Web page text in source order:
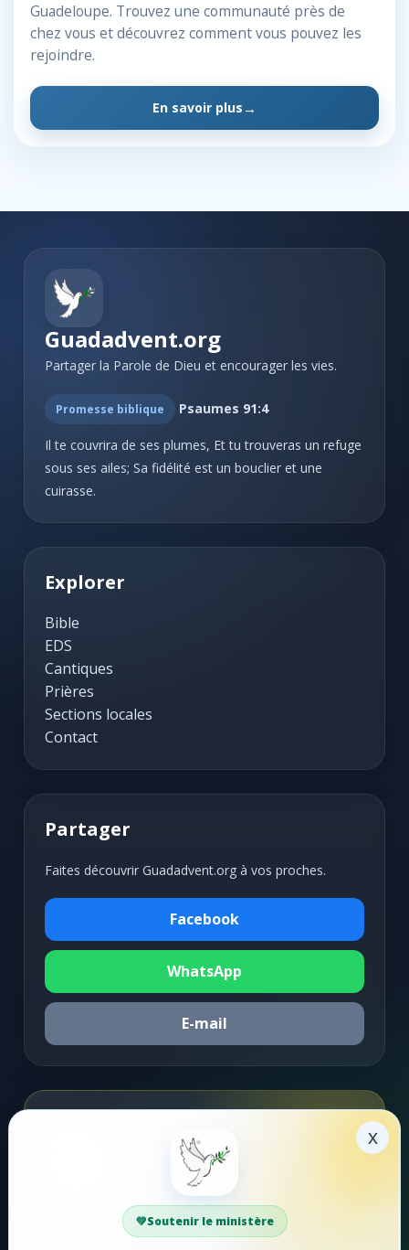
Guadeloupe. Trouvez une communauté près de
chez vous et découvrez comment vous pouvez les
rejoindre.
En savoir plus
Guadadvent.org
Partager la Parole de Dieu et encourager les vies.
Promesse biblique Psaumes 91:4
Il te couvrira de ses plumes, Et tu trouveras un refuge
sous ses ailes; Sa fidélité est un bouclier et une
cuirasse.
Explorer
Bible
EDS
Cantiques
Prières
Sections locales
Contact
Partager
Faites découvrir Guadadvent.org à vos proches.
Facebook
WhatsApp
E-mail
Votre soutien aide Guadadvent.org à continuer sa
mission de foi, d'encouragement et d'édification.
x
Soutenir le ministère